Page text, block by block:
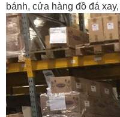
bánh, cửa hàng đồ đá